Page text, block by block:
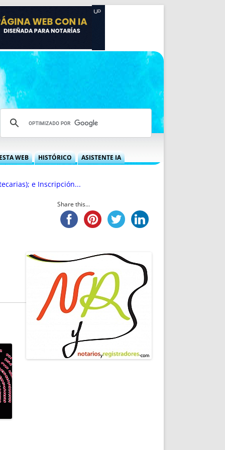
WEB
IDEARIO WEB
PREMIO NYR
NUEVA ETAPA
AVISO LEGAL
REPORTAR INCIDENCIA
LOGOTIPO
ENTREVISTAS
ENVÍA CORREO
CANALES DE VÍDEO
HISTÓRICO ASISTENTE IA
e Inscripción...
Share this...